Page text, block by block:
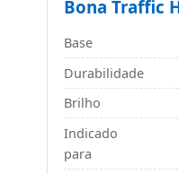
Bona Traffic
Base
Durabilidade
Brilho
Indicado
para